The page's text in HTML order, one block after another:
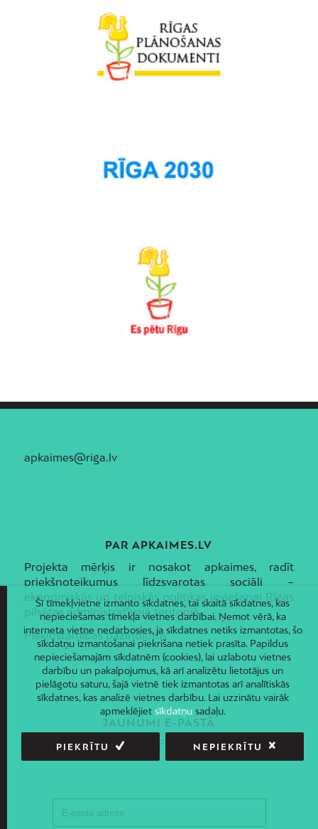
apkaimes@riga.lv
PAR APKAIMES.LV
Projekta mērķis ir nosakot apkaimes, radīt
priekšnoteikumus līdzsvarotas sociāli –
ekonomiskās un telpiskās politikas ieviešanai Rīgas
pilsētas administratīvajā teritorijā.
Piekļūstamības paziņojums
JAUNUMI E-PASTĀ
Piesakies un saņem jaunāko informāciju savā e-pastā!
Šī tīmekļvietne izmanto sīkdatnes, tai skaitā sīkdatnes, kas
nepieciešamas tīmekļa vietnes darbībai. Ņemot vērā, ka
interneta vietne nedarbosies, ja sīkdatnes netiks izmantotas, šo
sīkdatņu izmantošanai piekrišana netiek prasīta. Papildus
nepieciešamajām sīkdatnēm (cookies), lai uzlabotu vietnes
darbību un pakalpojumus, kā arī analizētu lietotājus un
pielāgotu saturu, šajā vietnē tiek izmantotas arī analītiskās
sīkdatnes, kas analizē vietnes darbību. Lai uzzinātu vairāk
apmeklējiet sīkdatņusadaļu.
PIEKRĪTU NEPIEKRĪTU